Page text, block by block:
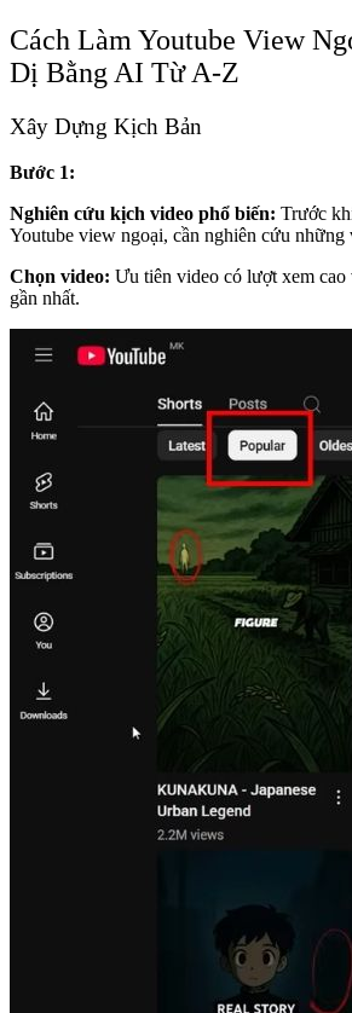
Cách Làm Youtube View
Dị Bằng AI Từ A-Z
Xây Dựng Kịch Bản
Bước 1:
Nghiên cứu kịch video phổ biến: Trước
Youtube view ngoại, cần nghiên cứu những
Chọn video: Ưu tiên video có lượt xem cao
gần nhất.